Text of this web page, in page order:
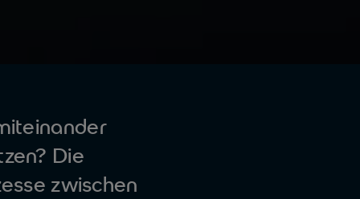
Die
zwischen